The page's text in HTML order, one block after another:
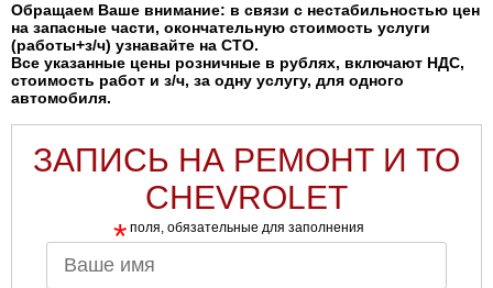
Обращаем Ваше внимание: в связи с нестабильностью цен
на запасные части, окончательную стоимость услуги
(работы+з/ч) узнавайте на СТО.
Все указанные цены розничные в рублях, включают НДС,
стоимость работ и з/ч, за одну услугу, для одного
автомобиля.
ЗАПИСЬ НА РЕМОНТ И ТО
CHEVROLET
* поля, обязательные для заполнения